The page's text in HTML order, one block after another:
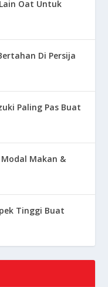
Oat Untuk
Di Persija
Paling Pas Buat
Makan &
Tinggi Buat